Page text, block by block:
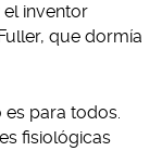
inventor
que dormía
es para todos.
fisiológicas